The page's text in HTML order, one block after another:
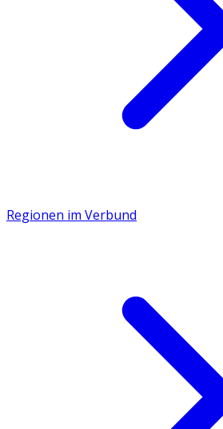
Regionen im Verbund